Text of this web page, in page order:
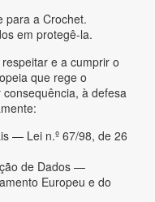
para a Crochet.
em protegê-la.
e a cumprir o
que rege o
à defesa
— Lei n.º 67/98, de 26
de Dados —
Europeu e do